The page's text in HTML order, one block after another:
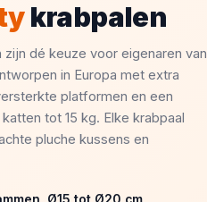
krabpalen
zijn dé keuze voor eigenaren van
in Europa met extra
platformen en een
tot 15 kg. Elke krabpaal
pluche kussens en